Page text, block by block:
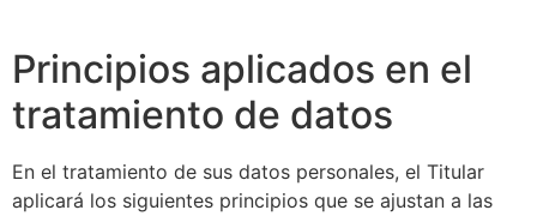
Principios aplicados en el
tratamiento de datos
En el tratamiento de sus datos personales, el Titular
aplicará los siguientes principios que se ajustan a las